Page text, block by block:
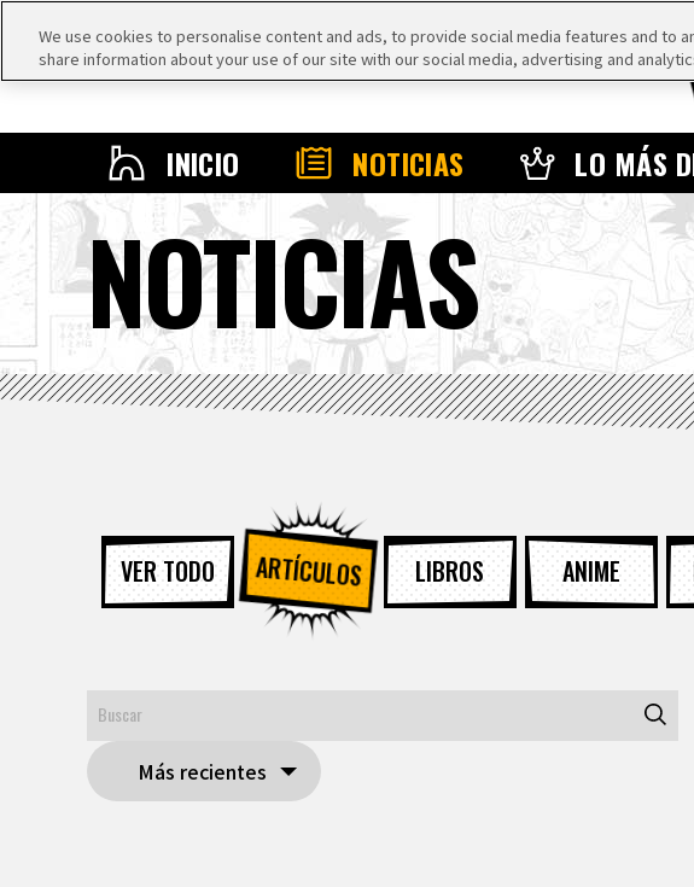
INICIO NOTICIAS LO MÁS
NOTICIAS
VER TODO ARTÍCULOS LIBROS ANIME
Más recientes
We use cookies to personalise content and ads, to provide social media features and to
share information about your use of our site with our social media, advertising and